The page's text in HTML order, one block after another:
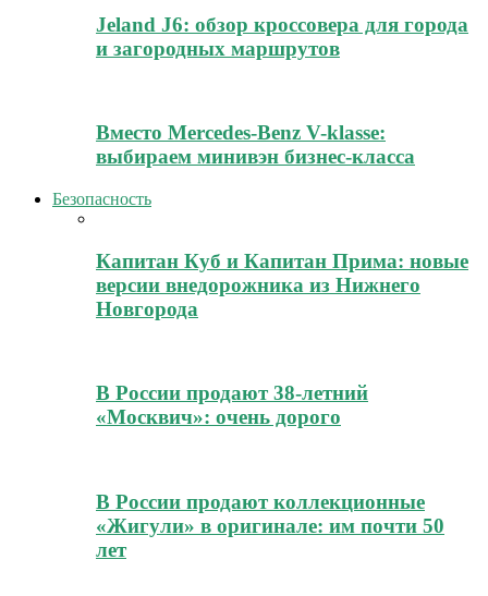
Jeland J6: обзор кроссовера для города
и загородных маршрутов
Вместо Mercedes-Benz V-klasse:
выбираем минивэн бизнес-класса
Безопасность
Капитан Куб и Капитан Прима: новые
версии внедорожника из Нижнего
Новгорода
В России продают 38-летний
«Москвич»: очень дорого
В России продают коллекционные
«Жигули» в оригинале: им почти 50
лет